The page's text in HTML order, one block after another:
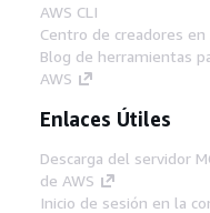
AWS CLI
Centro de creadores en
Blog de herramientas
AWS
Enlaces Útiles
Descarga del servidor
de AWS
Inicio de sesión en la